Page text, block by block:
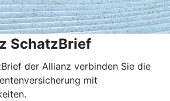
SchatzBrief
der Allianz verbinden Sie die
mit